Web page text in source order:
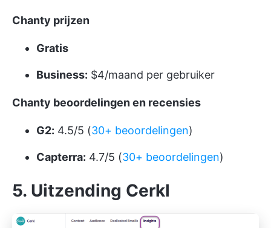
Chanty prijzen
Gratis
Business: $4/maand per gebruiker
Chanty beoordelingen en recensies
G2: 4.5/5 (30+ beoordelingen)
Capterra: 4.7/5 (30+ beoordelingen)
5. Uitzending Cerkl